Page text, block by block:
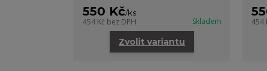
550 Kč/ks
454 Kč bez DPH Skladem
Zvolit variantu
454